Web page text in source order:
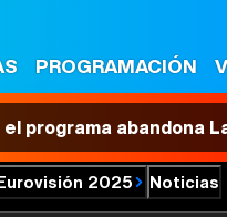
PROGRAMACIÓN
programa abandona
2025 Noticias